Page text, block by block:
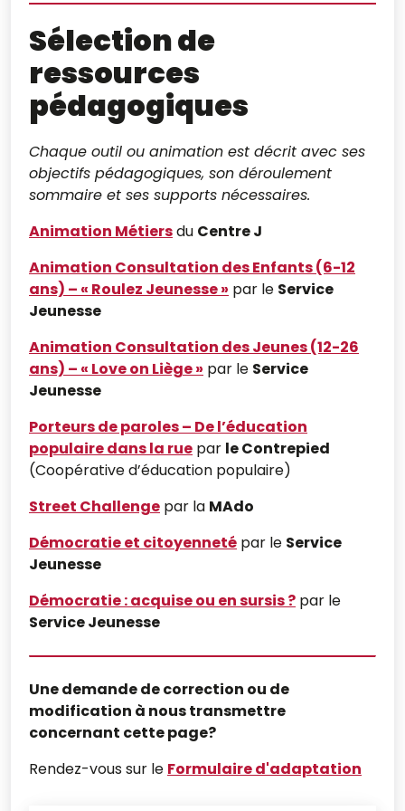
Sélection de
ressources
pédagogiques
Chaque outil ou animation est décrit avec ses
objectifs pédagogiques, son déroulement
sommaire et ses supports nécessaires.
Animation Métiersdu Centre J
Animation Consultation des Enfants (6-12
ans) – « Roulez Jeunesse » par le Service
Jeunesse
Animation Consultation des Jeunes (12-26
ans) – « Love on Liège » par le Service
Jeunesse
Porteurs de paroles – De l’éducation
populaire dans la rue par le Contrepied
(Coopérative d’éducation populaire)
Street Challenge par la MAdo
Démocratie et citoyenneté par le Service
Jeunesse
Démocratie : acquise ou en sursis ? par le
Service Jeunesse
Une demande de correction ou de
modification à nous transmettre
concernant cette page?
Rendez-vous sur le Formulaire d'adaptation